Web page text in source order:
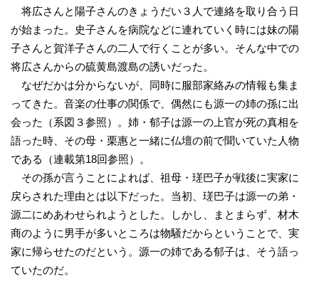
将広さんと陽子さんのきょうだい３人で連絡を取り合う日
が始まった。史子さんを病院などに連れていく時には妹の陽
子さんと賀洋子さんの二人で行くことが多い。そんな中での
将広さんからの硫黄島渡島の誘いだった。
なぜだかは分からないが、同時に服部家絡みの情報も集ま
ってきた。音楽の仕事の関係で、偶然にも源一の姉の孫に出
会った（系図３参照）。姉・郁子は源一の上官が死の真相を
語った時、その母・栗惠と一緒に仏壇の前で聞いていた人物
である（連載第18回参照）。
その孫が言うことによれば、祖母・瑳巴子が戦後に実家に
戻らされた理由とは以下だった。当初、瑳巴子は源一の弟・
源二にめあわせられようとした。しかし、まとまらず、材木
商のように男手が多いところは物騒だからということで、実
家に帰らせたのだという。源一の姉である郁子は、そう語っ
ていたのだ。